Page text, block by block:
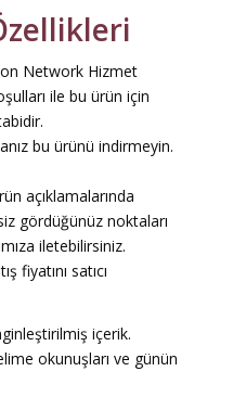
Network Hizmet
ile bu ürün için
bu ürünü indirmeyin.
açıklamalarında
gördüğünüz noktaları
iletebilirsiniz.
fiyatını satıcı
içerik.
okunuşları ve günün